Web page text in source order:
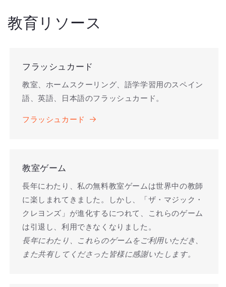
教育リソース
フラッシュカード
教室、ホームスクーリング、語学学習用のスペイン
語、英語、日本語のフラッシュカード。
フラッシュカード
教室ゲーム
長年にわたり、私の無料教室ゲームは世界中の教師
に楽しまれてきました。しかし、「ザ・マジック・
クレヨンズ」が進化するにつれて、これらのゲーム
は引退し、利用できなくなりました。
長年にわたり、これらのゲームをご利用いただき、
また共有してくださった皆様に感謝いたします。